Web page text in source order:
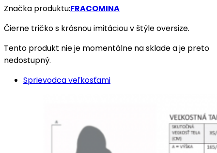
Značka produktu:FRACOMINA
Čierne tričko s krásnou imitáciou v štýle oversize.
Tento produkt nie je momentálne na sklade a je preto
nedostupný.
Sprievodca veľkosťami